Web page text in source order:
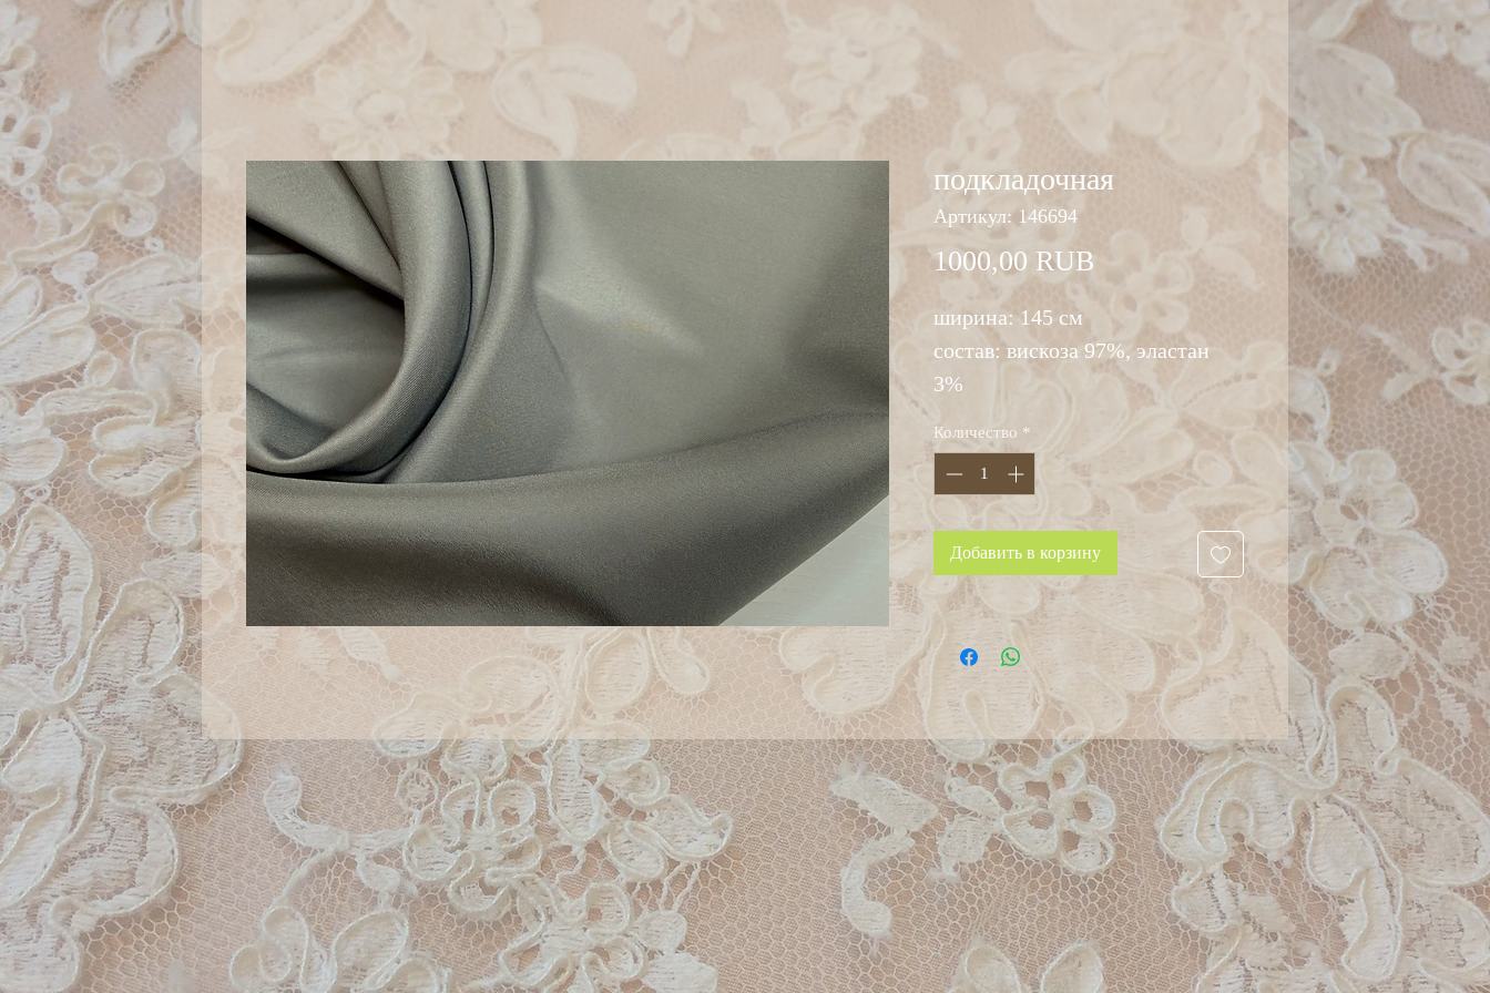
подкладочная
Артикул: 146694
1000,00 RUB Цена
ширина: 145 см
состав: вискоза 97%, эластан
3%
Количество *
Добавить в корзину